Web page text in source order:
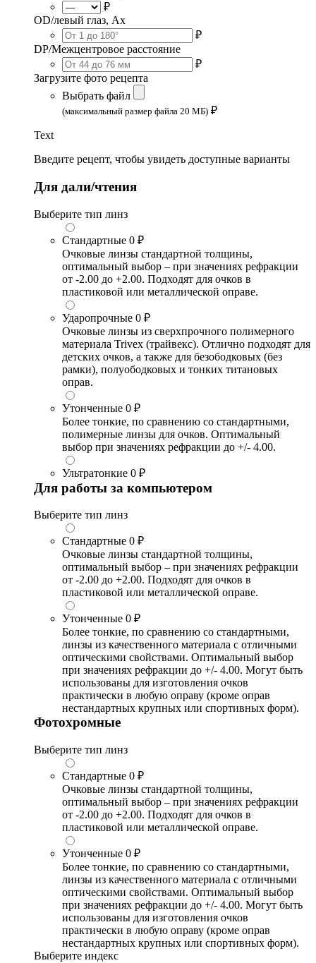
₽
OD/левый глаз, Ax
₽
DP/Межцентровое расстояние
₽
Загрузите фото рецепта
Выбрать файл
(максимальный размер файла 20 МБ) ₽
Text
Введите рецепт, чтобы увидеть доступные варианты
Для дали/чтения
Выберите тип линз
Стандартные 0 ₽
Очковые линзы стандартной толщины,
оптимальный выбор – при значениях рефракции
от -2.00 до +2.00. Подходят для очков в
пластиковой или металлической оправе.
Ударопрочные 0 ₽
Очковые линзы из сверхпрочного полимерного
материала Trivex (трайвекс). Отлично подходят для
детских очков, а также для безободковых (без
рамки), полуободковых и тонких титановых
оправ.
Утонченные 0 ₽
Более тонкие, по сравнению со стандартными,
полимерные линзы для очков. Оптимальный
выбор при значениях рефракции до +/- 4.00.
Ультратонкие 0 ₽
Для работы за компьютером
Выберите тип линз
Стандартные 0 ₽
Очковые линзы стандартной толщины,
оптимальный выбор – при значениях рефракции
от -2.00 до +2.00. Подходят для очков в
пластиковой или металлической оправе.
Утонченные 0 ₽
Более тонкие, по сравнению со стандартными,
линзы из качественного материала с отличными
оптическими свойствами. Оптимальный выбор
при значениях рефракции до +/- 4.00. Могут быть
использованы для изготовления очков
практически в любую оправу (кроме оправ
нестандартных крупных или спортивных форм).
Фотохромные
Выберите тип линз
Стандартные 0 ₽
Очковые линзы стандартной толщины,
оптимальный выбор – при значениях рефракции
от -2.00 до +2.00. Подходят для очков в
пластиковой или металлической оправе.
Утонченные 0 ₽
Более тонкие, по сравнению со стандартными,
линзы из качественного материала с отличными
оптическими свойствами. Оптимальный выбор
при значениях рефракции до +/- 4.00. Могут быть
использованы для изготовления очков
практически в любую оправу (кроме оправ
нестандартных крупных или спортивных форм).
Выберите индекс